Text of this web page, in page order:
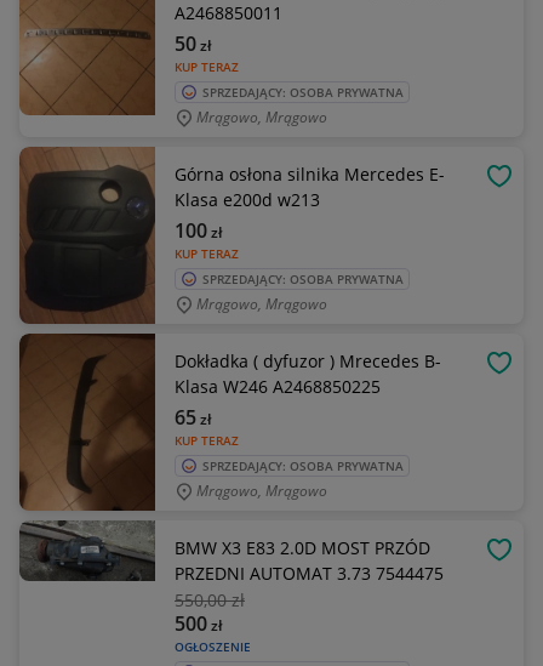
A2468850011
KUP TERAZ
50zł
SPRZEDAJĄCY: OSOBA PRYWATNA
Mrągowo, Mrągowo
Górna osłona silnika Mercedes E-
Klasa e200d w213
KUP TERAZ
100zł
SPRZEDAJĄCY: OSOBA PRYWATNA
Mrągowo, Mrągowo
Dokładka ( dyfuzor ) Mrecedes B-
Klasa W246 A2468850225
KUP TERAZ
65zł
SPRZEDAJĄCY: OSOBA PRYWATNA
Mrągowo, Mrągowo
BMW X3 E83 2.0D MOST PRZÓD
PRZEDNI AUTOMAT 3.73 7544475
550,00 zł
OGŁOSZENIE
500zł